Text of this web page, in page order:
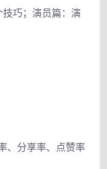
巧；演员篇：演
、分享率、点赞率